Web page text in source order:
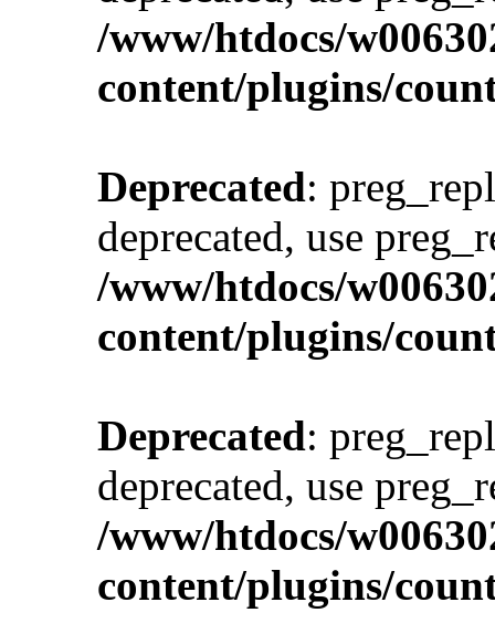
/www/htdocs/
content/plugins/
Deprecated:
deprecated, use
/www/htdocs/
content/plugins/
Deprecated:
deprecated, use
/www/htdocs/
content/plugins/